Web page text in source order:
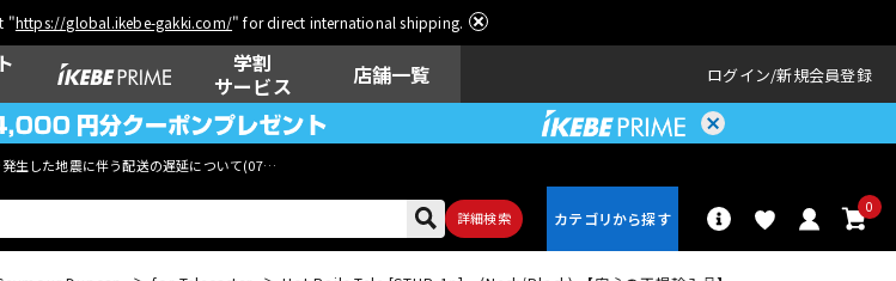
"https://global.ikebe-gakki.com/" for direct international shipping.
学割
サービス
店舗一覧 ログイン 新規会員登録
発生した地震に伴う配送の遅延について(07月29日
詳細検索
0